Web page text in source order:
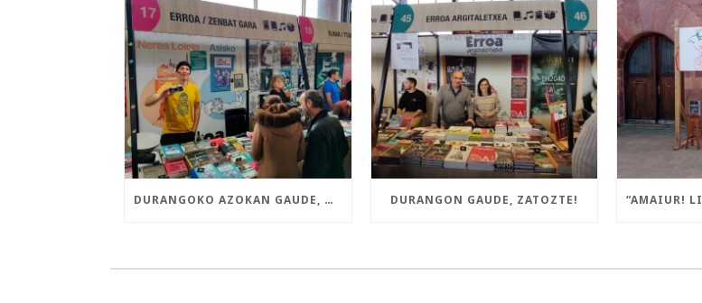
DURANGOKO AZOKAN GAUDE, NEREA LOIOLAREN ETA ASISKOREN LIBURU BERRIEKIN DURANGON GAUDE, ZATOZTE!